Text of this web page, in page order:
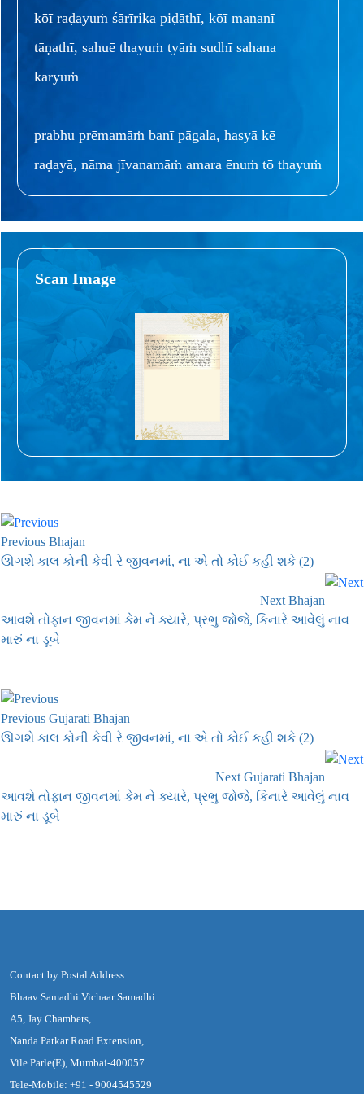
kōī raḍayuṁ śārīrika piḍāthī, kōī mananī
tāṇathī, sahuē thayuṁ tyāṁ sudhī sahana
karyuṁ
prabhu prēmamāṁ banī pāgala, hasyā kē
raḍayā, nāma jīvanamāṁ amara ēnuṁ tō thayuṁ
Scan Image
Previous Bhajan
ઊગશે કાલ કોની કેવી રે જીવનમાં, ના એ તો કોઈ કહી શકે (2)
Next Bhajan
આવશે તોફાન જીવનમાં કેમ ને ક્યારે, પ્રભુ જોજે, કિનારે આવેલું નાવ
મારું ના ડૂબે
Previous Gujarati Bhajan
ઊગશે કાલ કોની કેવી રે જીવનમાં, ના એ તો કોઈ કહી શકે (2)
Next Gujarati Bhajan
આવશે તોફાન જીવનમાં કેમ ને ક્યારે, પ્રભુ જોજે, કિનારે આવેલું નાવ
મારું ના ડૂબે
Contact by Postal Address
Bhaav Samadhi Vichaar Samadhi
A5, Jay Chambers,
Nanda Patkar Road Extension,
Vile Parle(E), Mumbai-400057.
Tele-Mobile: +91 - 9004545529